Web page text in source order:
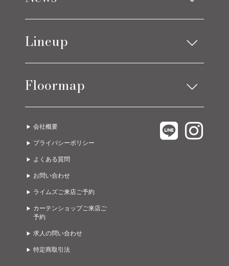
ブログ
Lineup
チェア
Floormap
LIMES EAST 2F
LIMES EAST 3F
LIMES WEST 1F
LIMES WEST 2F
会社概要
プライバシーポリシー
よくある質問
お問い合わせ
ライムズご来店ご予約
カーテンショップご来店ご
予約
求人の問い合わせ
特定商取引法